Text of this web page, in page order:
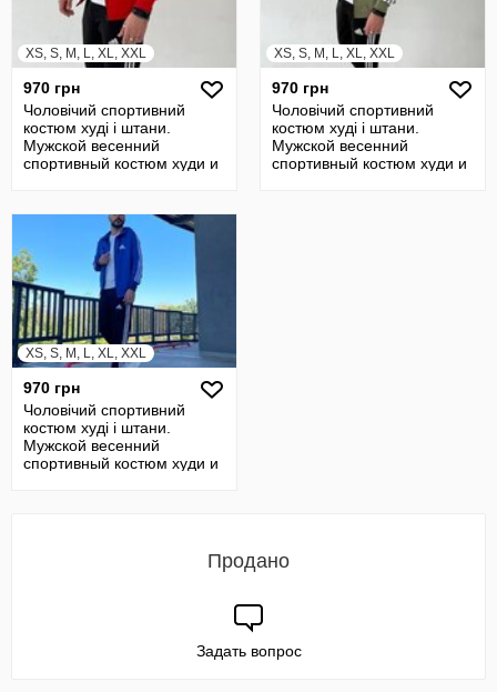
XS, S, M, L, XL, XXL
970 грн
Чоловічий спортивний
костюм худі і штани.
Мужской весенний
спортивный костюм худи и
XS, S, M, L, XL, XXL
970 грн
Чоловічий спортивний
костюм худі і штани.
Мужской весенний
спортивный костюм худи и
XS, S, M, L, XL, XXL
970 грн
Чоловічий спортивний
костюм худі і штани.
Мужской весенний
спортивный костюм худи и
Продано
Задать вопрос